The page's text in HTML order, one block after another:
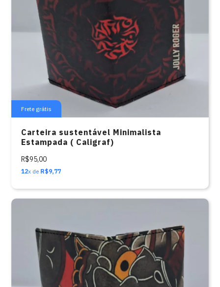
Frete grátis
Carteira sustentável Minimalista
Estampada ( Caligraf)
R$95,00
12x de R$9,77